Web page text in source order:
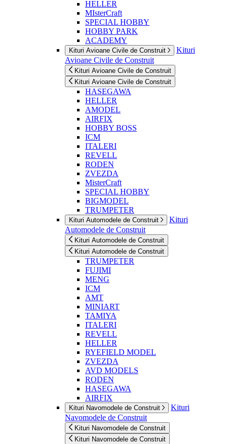
HELLER
MIsterCraft
SPECIAL HOBBY
HOBBY PARK
ACADEMY
Kituri Avioane Civile de Construit
Kituri
Avioane Civile de Construit
Kituri Avioane Civile de Construit
Kituri Avioane Civile de Construit
HASEGAWA
HELLER
AMODEL
AIRFIX
HOBBY BOSS
ICM
ITALERI
REVELL
RODEN
ZVEZDA
MisterCraft
SPECIAL HOBBY
BIGMODEL
TRUMPETER
Kituri Automodele de Construit
Kituri
Automodele de Construit
Kituri Automodele de Construit
Kituri Automodele de Construit
TRUMPETER
FUJIMI
MENG
ICM
AMT
MINIART
TAMIYA
ITALERI
REVELL
HELLER
RYEFIELD MODEL
ZVEZDA
AVD MODELS
RODEN
HASEGAWA
AIRFIX
Kituri Navomodele de Construit
Kituri
Navomodele de Construit
Kituri Navomodele de Construit
Kituri Navomodele de Construit